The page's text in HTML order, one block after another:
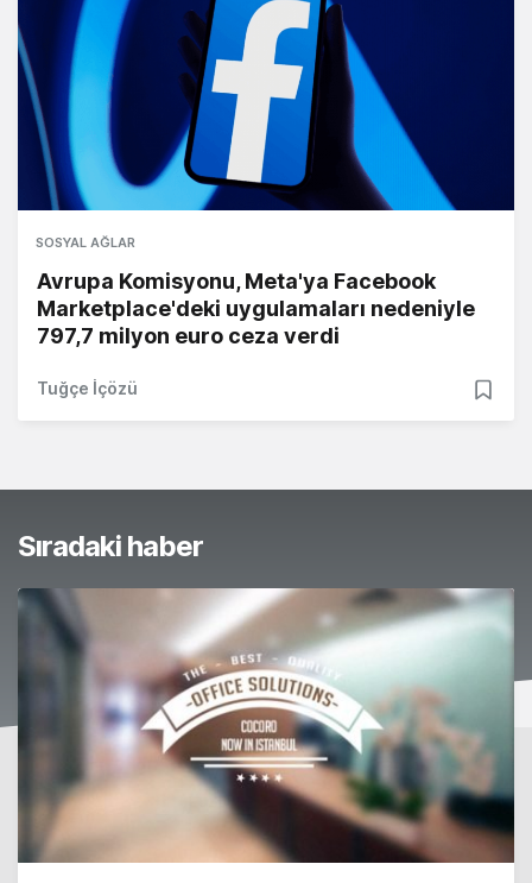
SOSYAL AĞLAR
Avrupa Komisyonu, Meta'ya Facebook
Marketplace'deki uygulamaları nedeniyle
797,7 milyon euro ceza verdi
Tuğçe İçözü
Sıradaki haber